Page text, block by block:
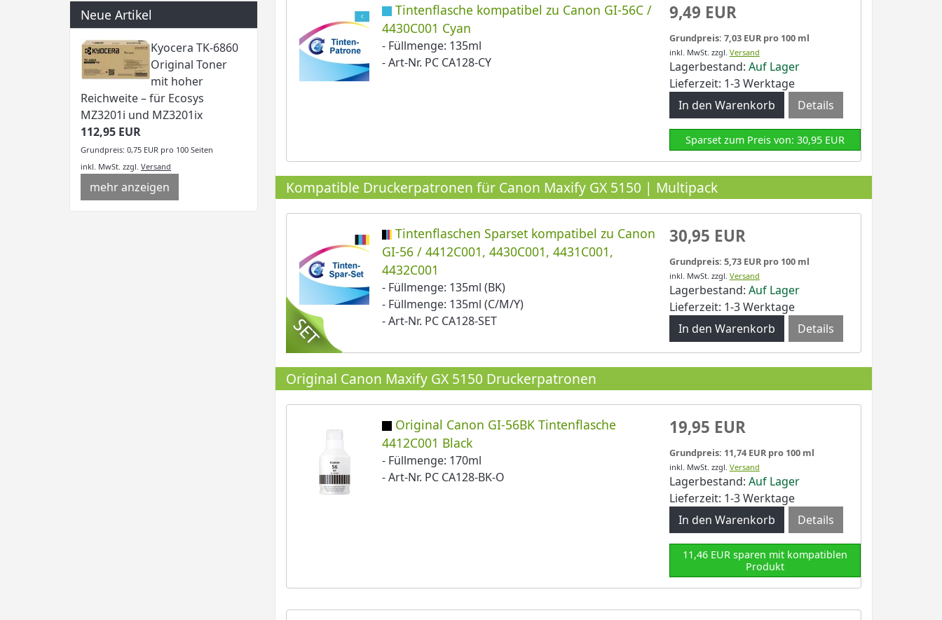
Neue Artikel
Kyocera TK-6860
Original Toner
mit hoher
Reichweite – für Ecosys
MZ3201i und MZ3201ix
112,95 EUR
Grundpreis: 0,75 EUR pro 100 Seiten
inkl. MwSt. zzgl. Versand
mehr anzeigen
Tintenflasche kompatibel zu Canon GI-56C /
4430C001 Cyan
- Füllmenge: 135ml
- Art-Nr. PC CA128-CY
9,49 EUR
Grundpreis: 7,03 EUR pro 100 ml
inkl. MwSt. zzgl. Versand
Lagerbestand: Auf Lager
Lieferzeit: 1-3 Werktage
Details
Sparset zum Preis von: 30,95 EUR
Kompatible Druckerpatronen für Canon Maxify GX 5150 | Multipack
Tintenflaschen Sparset kompatibel zu Canon
GI-56 / 4412C001, 4430C001, 4431C001,
4432C001
- Füllmenge: 135ml (BK)
- Füllmenge: 135ml (C/M/Y)
- Art-Nr. PC CA128-SET
30,95 EUR
Grundpreis: 5,73 EUR pro 100 ml
inkl. MwSt. zzgl. Versand
Lagerbestand: Auf Lager
Lieferzeit: 1-3 Werktage
Details
Original Canon Maxify GX 5150 Druckerpatronen
Original Canon GI-56BK Tintenflasche
4412C001 Black
- Füllmenge: 170ml
- Art-Nr. PC CA128-BK-O
19,95 EUR
Grundpreis: 11,74 EUR pro 100 ml
inkl. MwSt. zzgl. Versand
Lagerbestand: Auf Lager
Lieferzeit: 1-3 Werktage
Details
11,46 EUR sparen mit kompatiblen
Produkt